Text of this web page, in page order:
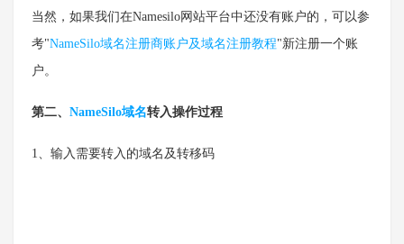
当然，如果我们在Namesilo网站平台中还没有账户的，可以参
考"NameSilo域名注册商账户及域名注册教程"新注册一个账
户。
第二、 NameSilo域名转入操作过程
1、输入需要转入的域名及转移码